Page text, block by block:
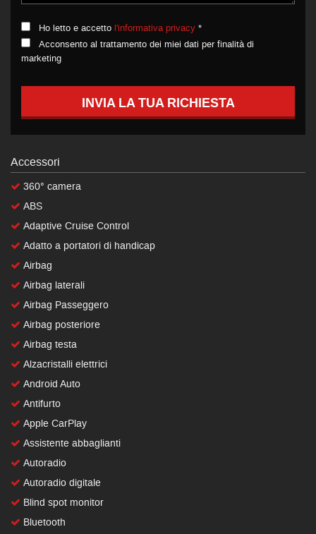
Ho letto e accetto l'informativa privacy *
Acconsento al trattamento dei miei dati per finalità di
marketing
INVIA LA TUA RICHIESTA
Accessori
360° camera
ABS
Adaptive Cruise Control
Adatto a portatori di handicap
Airbag
Airbag laterali
Airbag Passeggero
Airbag posteriore
Airbag testa
Alzacristalli elettrici
Android Auto
Antifurto
Apple CarPlay
Assistente abbaglianti
Autoradio
Autoradio digitale
Blind spot monitor
Bluetooth